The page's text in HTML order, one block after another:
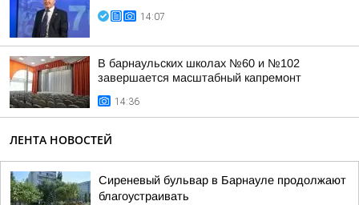
14:07
В барнаульских школах №60 и №102
завершается масштабный капремонт
14:36
ЛЕНТА НОВОСТЕЙ
Сиреневый бульвар в Барнауле продолжают
благоустраивать